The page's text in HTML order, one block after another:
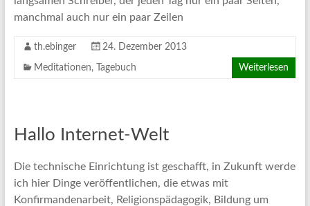
manchmal auch nur ein paar Zeilen
th.ebinger 24. Dezember 2013
Meditationen, Tagebuch Weiterlesen
Hallo Internet-Welt
Die technische Einrichtung ist geschafft, in Zukunft werde
ich hier Dinge veröffentlichen, die etwas mit
Konfirmandenarbeit, Religionspädagogik, Bildung um